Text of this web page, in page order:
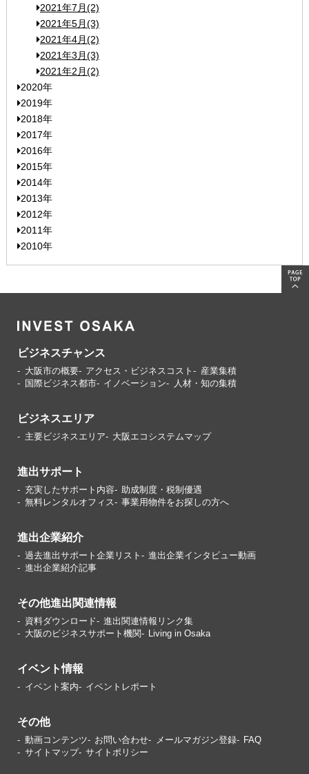
2021年7月(2)
2021年5月(3)
2021年4月(2)
2021年3月(3)
2021年2月(2)
2020年
2019年
2018年
2017年
2016年
2015年
2014年
2013年
2012年
2011年
2010年
ビジネスチャンス
大阪市の概要 アクセス・ビジネスコスト
産業集積
国際ビジネス都市
イノベーション 人材・知の集積
ビジネスエリア
主要ビジネスエリア 大阪エコシステムマップ
進出サポート
充実したサポート内容
助成制度・税制優遇
無料レンタルオフィス
事業用物件をお探しの方へ
進出企業紹介
過去進出サポート企業リスト
進出企業インタビュー動画
進出企業紹介記事
その他進出関連情報
資料ダウンロード
進出関連情報リンク集
大阪のビジネスサポート機関
Living in Osaka
イベント情報
イベント案内 イベントレポート
その他
動画コンテンツ お問い合わせ メールマガジン登録
FAQ
サイトマップ
サイトポリシー